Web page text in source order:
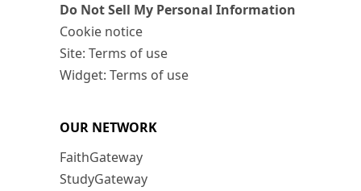
Do Not Sell My Personal Information
Cookie notice
Site: Terms of use
Widget: Terms of use
OUR NETWORK
FaithGateway
StudyGateway